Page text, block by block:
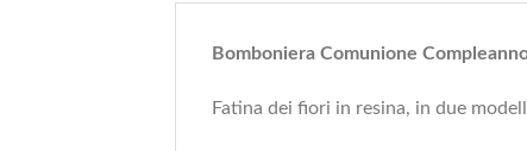
Bomboniera Comunione
Fatina dei fiori in resina, in due